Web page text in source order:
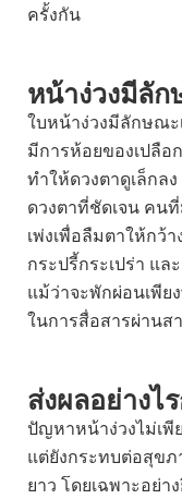
ครั้งกัน
หน้าง่วงมีลัก
ใบหน้าง่วงมีลักษณะ
มีการห้อยของเปลื
ทำให้ดวงตาดูเล็กล
ดวงตาที่ชัดเจน คน
เพ่งเพื่อลืมตาให้กว้
กระปรี้กระเปร่า แล
แม้ว่าจะพักผ่อนเพี
ในการสื่อสารผ่านส
ส่งผลอย่างไ
ปัญหาหน้าง่วงไม่เ
แต่ยังกระทบต่อสุข
ยาว โดยเฉพาะอย่า